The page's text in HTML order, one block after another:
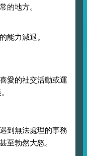
的地方。
能力減退。
愛的社交活動或運
到無法處理的事務
至勃然大怒。